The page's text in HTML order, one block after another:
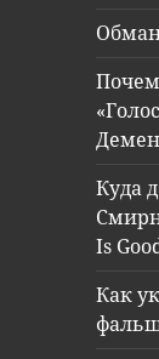
Куда
Is
Как